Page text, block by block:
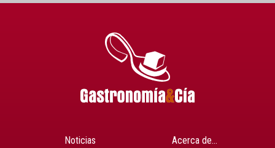
Noticias
Acerca de…